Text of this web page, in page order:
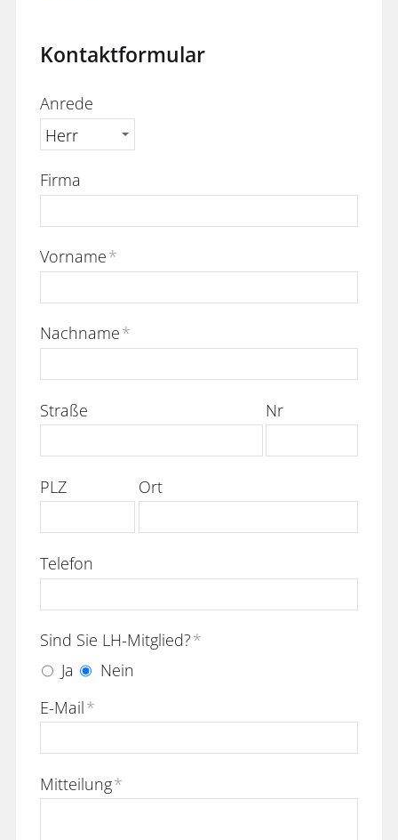
Kontaktformular
Anrede
Firma
Vorname*
Nachname*
Straße Nr
PLZ Ort
Telefon
Sind Sie LH-Mitglied?*
Ja
Nein
E-Mail*
Mitteilung*